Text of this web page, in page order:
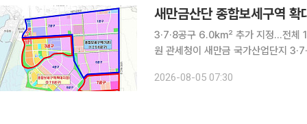
새만금산단 종합보세구역
3·7·8공구 6.0㎢ 추가 지정…전체
원 관세청이 새만금 국가산업단지 3·7·8공구를 종합보세구역으로 추가 지정했다. 현대자동차그룹
청에 따르면 새만금개발청과 협력해
2026-08-05 07:30